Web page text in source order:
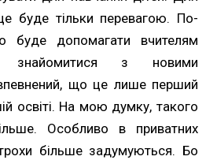
буде тільки перевагою. По-
буде допомагати вчителям
з новими
що це лише перший
освіті. На мою думку, такого
Особливо в приватних
більше задумуються. Бо